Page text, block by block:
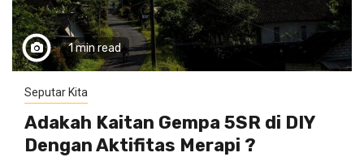
1 min read
Seputar Kita
Adakah Kaitan Gempa 5SR di DIY
Dengan Aktifitas Merapi ?